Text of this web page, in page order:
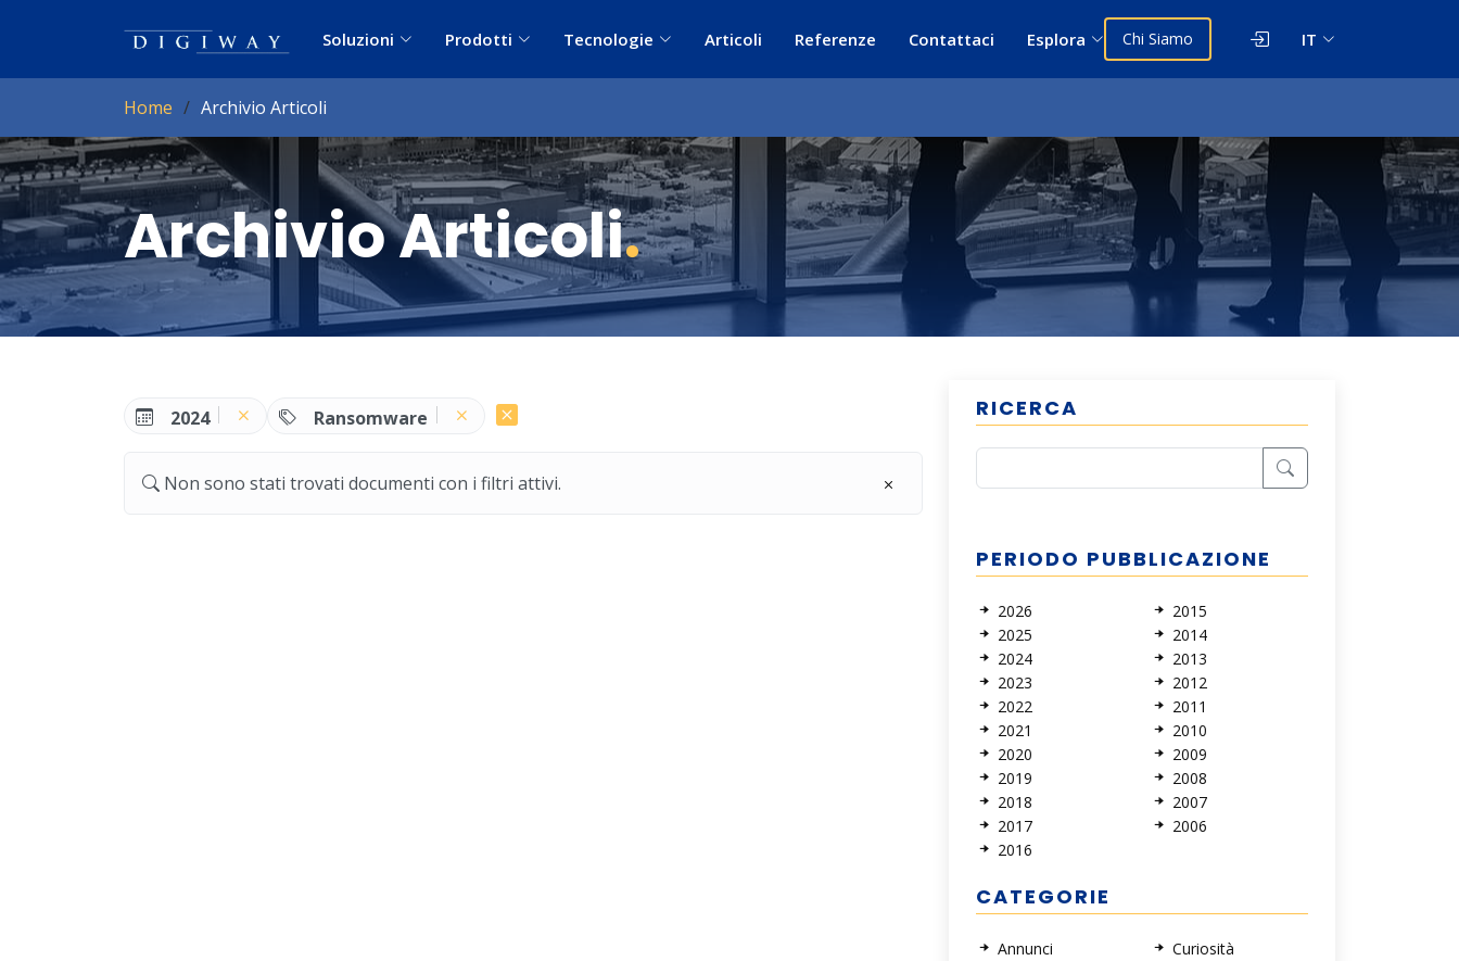
Soluzioni Prodotti Tecnologie Articoli Referenze Contattaci Esplora Chi Siamo IT
Home Archivio Articoli
Archivio Articoli.
2024 Ransomware
Non sono stati trovati documenti con i filtri attivi.
RICERCA
PERIODO PUBBLICAZIONE
2026
2025
2024
2023
2022
2021
2020
2019
2018
2017
2016
2015
2014
2013
2012
2011
2010
2009
2008
2007
2006
CATEGORIE
Annunci
Curiosità